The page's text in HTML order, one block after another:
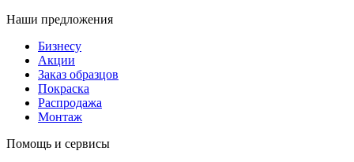
Наши предложения
Бизнесу
Акции
Заказ образцов
Покраска
Распродажа
Монтаж
Помощь и сервисы